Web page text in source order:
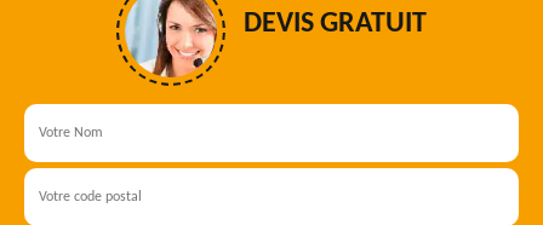
DEVIS GRATUIT